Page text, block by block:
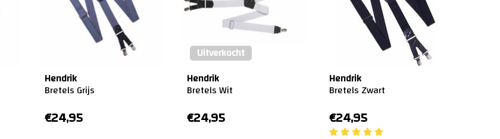
Hendrik
Bretels Grijs
€24,95
Uitverkocht
Hendrik
Bretels Wit
€24,95
Hendrik
Bretels Zwart
€24,95